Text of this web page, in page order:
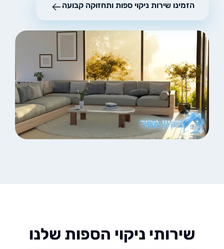
הזמינו שירות ניקוי ספות ותחזוקה קבועה
שירותי ניקוי הספות שלנו